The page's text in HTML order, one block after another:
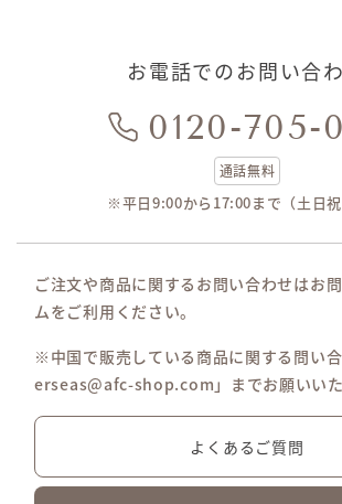
お電話でのお問い合
0120-705-
通話無料
※平日9:00から17:00まで（土日祝
ご注文や商品に関するお問い合わせはお
ムをご利用ください。
※中国で販売している商品に関する問い
erseas@afc-shop.com」までお願いいた
よくあるご質問